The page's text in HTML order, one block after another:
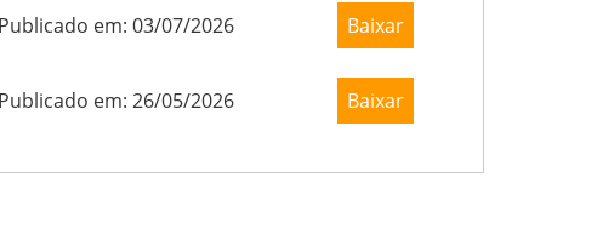
Publicado em: 03/07/2026 Baixar
Publicado em: 26/05/2026 Baixar